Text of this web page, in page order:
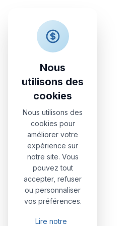
Apartments
Nous
utilisons des
cookies
Nous utilisons des
cookies pour
améliorer votre
expérience sur
notre site. Vous
pouvez tout
accepter, refuser
ou personnaliser
vos préférences.
Lire notre